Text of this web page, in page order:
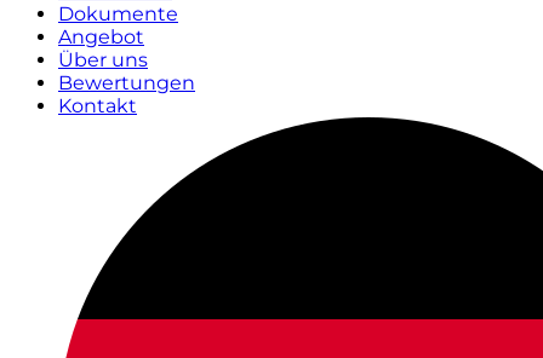
Dokumente
Angebot
Über uns
Bewertungen
Kontakt